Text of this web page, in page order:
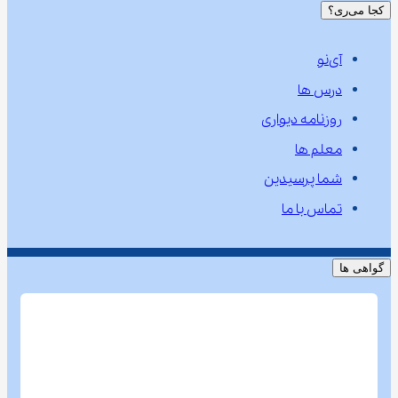
کجا می‌ری؟
آی‌نو
درس ها
روزنامه دیواری
معلم ها
شما پرسیدین
تماس با ما
گواهی ها